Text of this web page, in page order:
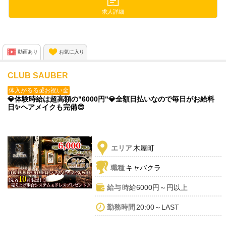
求人詳細
動画あり お気に入り
CLUB SAUBER
体入がるる💰お祝い金
💎体験時給は超高額の"6000円"💎全額日払いなので毎日がお給料
日✨ヘアメイクも完備😍
エリア木屋町
職種キャバクラ
給与時給6000円～円以上
勤務時間 20:00～LAST